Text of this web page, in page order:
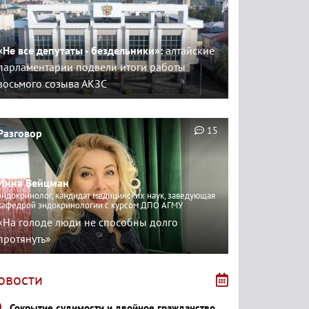
все депутаты - бездельники»:алтайские
подвели итоги работы
созыва АКЗС
Вейцман
кандидат медицинских наук, заведующая
эндокринологии с курсом ДПО АГМУ
голоде люди не способны долго
15